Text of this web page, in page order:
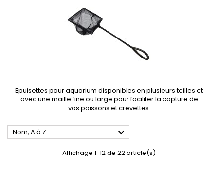
Epuisettes pour aquarium disponibles en plusieurs tailles et
avec une maille fine ou large pour faciliter la capture de
vos poissons et crevettes.
Nom, A à Z 
Affichage 1-12 de 22 article(s)